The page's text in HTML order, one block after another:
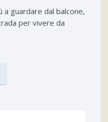
a guardare dal balcone,
per vivere da